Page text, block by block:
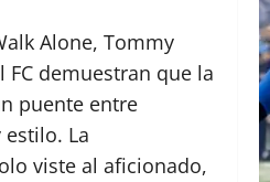
Alone, Tommy
demuestran que la
puente entre
La
viste al aficionado,